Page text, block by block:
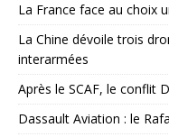
La France face au choix
La Chine dévoile trois
interarmées
Après le SCAF, le conflit
Dassault Aviation : le